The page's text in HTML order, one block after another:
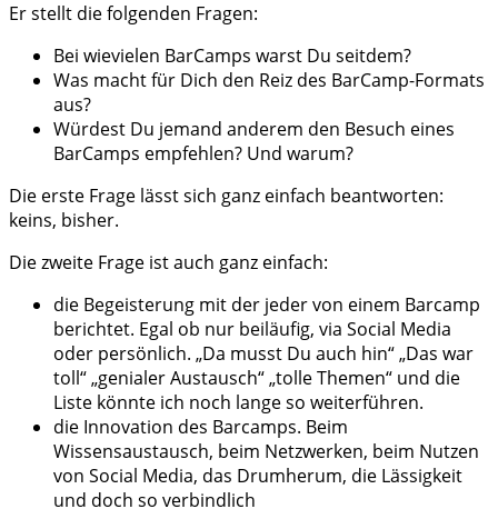
Er stellt die folgenden Fragen:
Bei wievielen BarCamps warst Du seitdem?
Was macht für Dich den Reiz des BarCamp-Formats
aus?
Würdest Du jemand anderem den Besuch eines
BarCamps empfehlen? Und warum?
Die erste Frage lässt sich ganz einfach beantworten:
keins, bisher.
Die zweite Frage ist auch ganz einfach:
die Begeisterung mit der jeder von einem Barcamp
berichtet. Egal ob nur beiläufig, via Social Media
oder persönlich. „Da musst Du auch hin“ „Das war
toll“ „genialer Austausch“ „tolle Themen“ und die
Liste könnte ich noch lange so weiterführen.
die Innovation des Barcamps. Beim
Wissensaustausch, beim Netzwerken, beim Nutzen
von Social Media, das Drumherum, die Lässigkeit
und doch so verbindlich